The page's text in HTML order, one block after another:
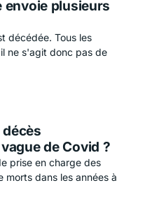
envoie plusieurs
décédée. Tous les
ne s'agit donc pas de
décès
de Covid ?
prise en charge des
dans les années à